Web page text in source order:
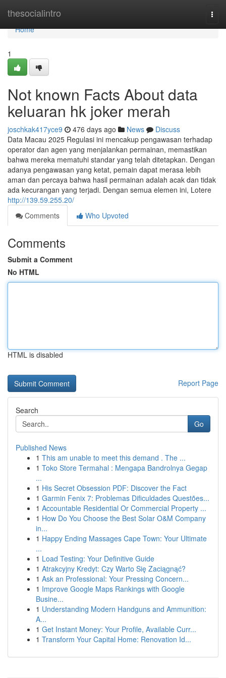
thesocialintro
Home
Home
1
Not known Facts About data
keluaran hk joker merah
joschkak417yce9 476 days ago News
Discuss
Data Macau 2025 Regulasi ini mencakup pengawasan terhadap
operator dan agen yang menjalankan permainan, memastikan
bahwa mereka mematuhi standar yang telah ditetapkan. Dengan
adanya pengawasan yang ketat, pemain dapat merasa lebih
aman dan percaya bahwa hasil permainan adalah acak dan tidak
ada kecurangan yang terjadi. Dengan semua elemen ini, Lotere
http://139.59.255.20/
Comments
Who Upvoted
Comments
Submit a Comment
No HTML
HTML is disabled
Report Page
Search
Go
Published News
1 This am unable to meet this demand . The ...
1 Toko Store Termahal : Mengapa Bandrolnya Gegap
...
1 His Secret Obsession PDF: Discover the Fact
1 Garmin Fenix 7: Problemas Dificuldades Questões...
1 Accountable Residential Or Commercial Property ...
1 How Do You Choose the Best Solar O&M Company
in...
1 Happy Ending Massages Cape Town: Your Ultimate
...
1 Load Testing: Your Definitive Guide
1 Atrakcyjny Kredyt: Czy Warto Się Zaciągnąć?
1 Ask an Professional: Your Pressing Concern...
1 Improve Google Maps Rankings with Google
Busine...
1 Understanding Modern Handguns and Ammunition:
A...
1 Get Instant Money: Your Profile, Available Curr...
1 Transform Your Capital Home: Renovation Id...